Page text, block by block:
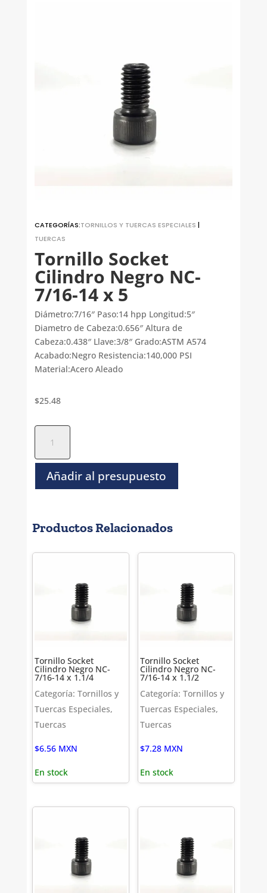
CATEGORÍAS:TORNILLOS Y TUERCAS ESPECIALES |
TUERCAS
Tornillo Socket
Cilindro Negro NC-
7/16-14 x 5
Diámetro:7/16″ Paso:14 hpp Longitud:5″
Diametro de Cabeza:0.656″ Altura de
Cabeza:0.438″ Llave:3/8″ Grado:ASTM A574
Acabado:Negro Resistencia:140,000 PSI
Material:Acero Aleado
$25.48
Socket
Cilindro
Negro
NC-
x
cantidad
Añadir al presupuesto
Productos Relacionados
Tornillo Socket
Cilindro Negro NC-
7/16-14 x 1.1/4
Categoría: Tornillos y
Tuercas Especiales,
Tuercas
$6.56 MXN
En stock
Tornillo Socket
Cilindro Negro NC-
7/16-14 x 1.1/2
Categoría: Tornillos y
Tuercas Especiales,
Tuercas
$7.28 MXN
En stock